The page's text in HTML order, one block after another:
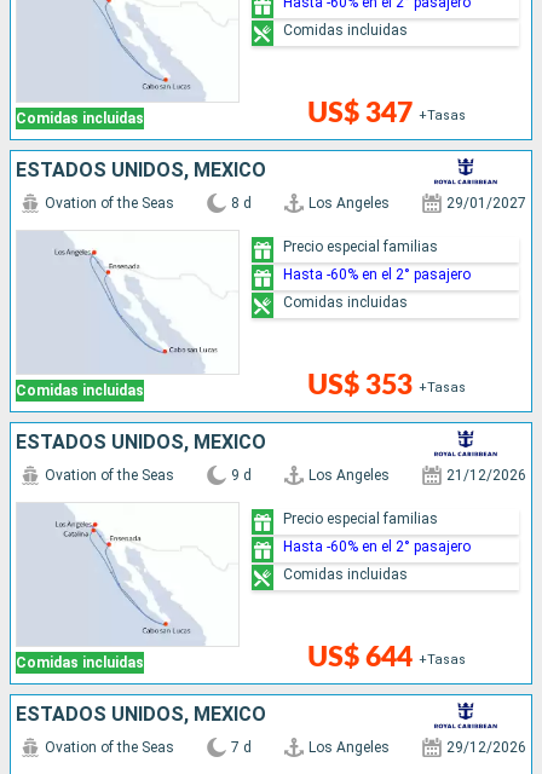
Comidas incluidas US$ 347 +Tasas
Comidas incluidas
ESTADOS UNIDOS, MÉXICO
Comidas incluidas
Ovation of the Seas 8 d Los Angeles 29/01/2027
US$ 353 +Tasas
Precio especial familias
Hasta -60% en el 2° pasajero
Comidas incluidas
ESTADOS UNIDOS, MÉXICO
Comidas incluidas
Ovation of the Seas 9 d Los Angeles 21/12/2026
US$ 644 +Tasas
Precio especial familias
Hasta -60% en el 2° pasajero
Comidas incluidas
ESTADOS UNIDOS, MÉXICO
Ovation of the Seas 7 d Los Angeles 29/12/2026